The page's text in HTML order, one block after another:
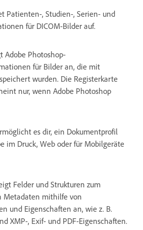
Patienten-, Studien-, Serien- und
für DICOM-Bilder auf.
Adobe Photoshop-
für Bilder an, die mit
wurden. Die Registerkarte
nur, wenn Adobe Photoshop
es dir, ein Dokumentprofil
im Druck, Web oder für Mobilgeräte
Felder und Strukturen zum
Metadaten mithilfe von
und Eigenschaften an, wie z. B.
XMP-, Exif- und PDF-Eigenschaften.